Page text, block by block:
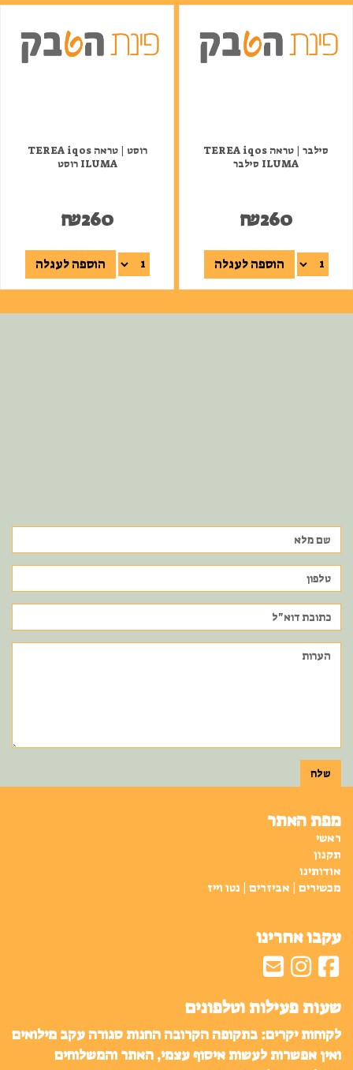
סילבר | טראה TEREA iqos
ILUMA סילבר
₪260
הוספה לעגלה
רוסט | טראה TEREA iqos
ILUMA רוסט
₪260
הוספה לעגלה
שלח
מפת האתר
ראשי
תקנון
אודותינו
מכשירים | אביזרים | נטו וייז
עקבו אחרינו
שעות פעילות וטלפונים
לקוחות יקרים: בתקופה הקרובה החנות סגורה עקב מילואים
ואין אפשרות לעשות איסוף עצמי, האתר והמשלוחים